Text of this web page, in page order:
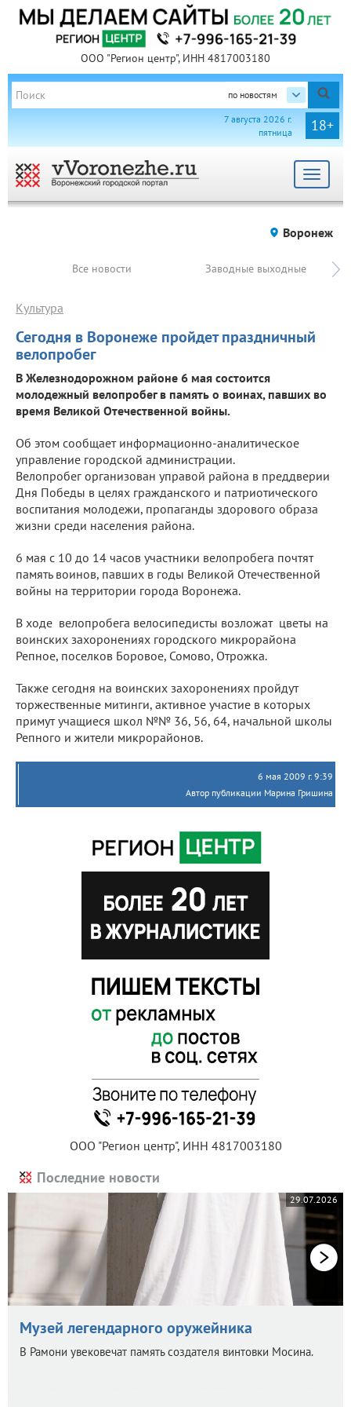
ООО "Регион центр", ИНН 4817003180
по новостям
18+
7 августа 2026 г.
пятница
Toggle
Воронеж
Все новости Заводные выходные
Сегодня в Воронеже пройдет праздничный
велопробег
Культура
В Железнодорожном районе 6 мая состоится
молодежный велопробег в память о воинах, павших во
время Великой Отечественной войны.
Об этом сообщает информационно-аналитическое
управление городской администрации.
Велопробег организован управой района в преддверии
Дня Победы в целях гражданского и патриотического
воспитания молодежи, пропаганды здорового образа
жизни среди населения района.
6 мая с 10 до 14 часов участники велопробега почтят
память воинов, павших в годы Великой Отечественной
войны на территории города Воронежа.
В ходе велопробега велосипедисты возложат цветы на
воинских захоронениях городского микрорайона
Репное, поселков Боровое, Сомово, Отрожка.
Также сегодня на воинских захоронениях пройдут
торжественные митинги, активное участие в которых
примут учащиеся школ №№ 36, 56, 64, начальной школы
Репного и жители микрорайонов.
6 мая 2009 г. 9:39
Автор публикации Марина Гришина
ООО "Регион центр", ИНН 4817003180
Последние новости
29.07.2026
Музей легендарного оружейника
В Рамони увековечат память создателя винтовки Мосина.